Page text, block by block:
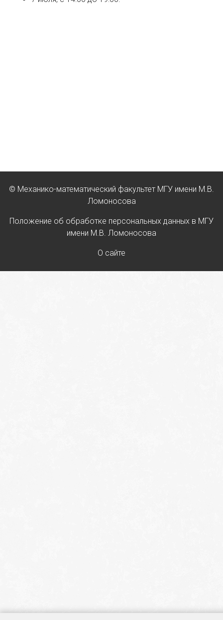
© Механико-математический факультет МГУ имени М.В.
Ломоносова
Положение об обработке персональных данных в МГУ
имени М.В. Ломоносова
О сайте